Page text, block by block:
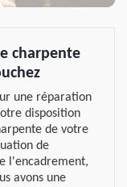
charpente
une réparation
disposition
de votre
de
l'encadrement,
avons une